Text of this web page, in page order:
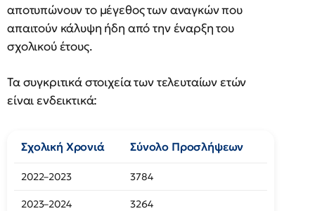
αποτυπώνουν το μέγεθος των αναγκών που
απαιτούν κάλυψη ήδη από την έναρξη του
σχολικού έτους.
Τα συγκριτικά στοιχεία των τελευταίων ετών
είναι ενδεικτικά:
Σχολική Χρονιά Σύνολο Προσλήψεων
2022–2023 3784
2023–2024 3264